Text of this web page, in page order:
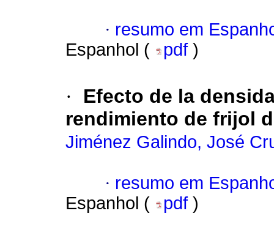
· resumo em
Espanhol (
pdf )
·
Efecto de la
rendimiento de frijol
Jiménez Galindo, José
· resumo em
Espanhol (
pdf )